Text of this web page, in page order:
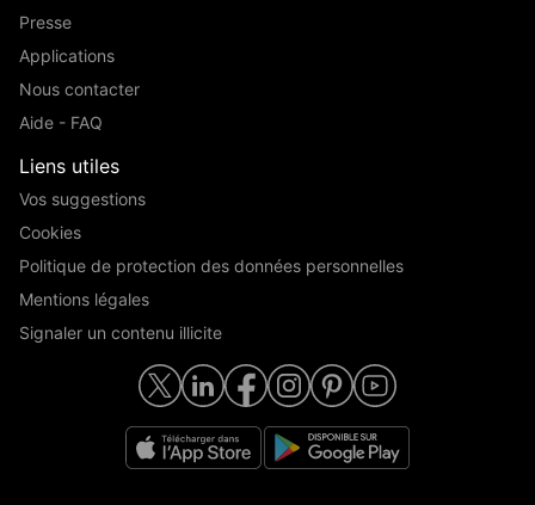
Presse
Applications
Nous contacter
Aide - FAQ
Liens utiles
Vos suggestions
Cookies
Politique de protection des données personnelles
Mentions légales
Signaler un contenu illicite